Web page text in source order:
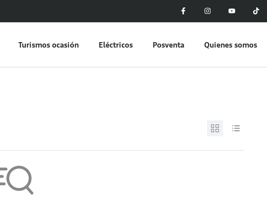
Turismos ocasión Eléctricos Posventa Quienes somos